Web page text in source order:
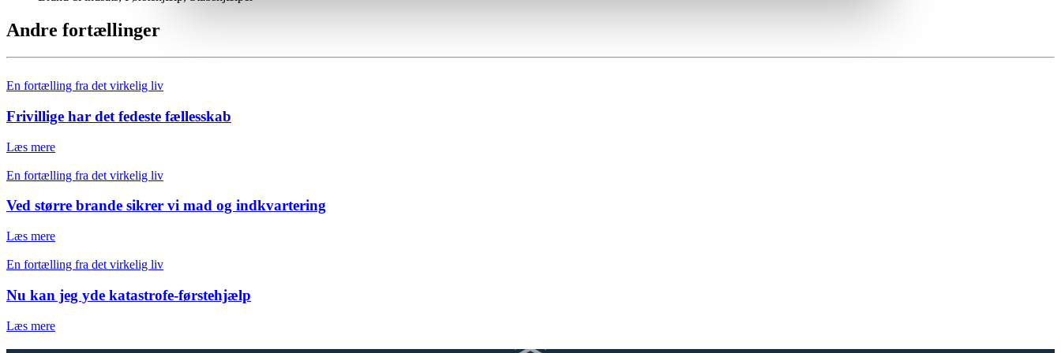
Andre fortællinger
En fortælling fra det virkelig liv
Frivillige har det fedeste fællesskab
Læs mere
En fortælling fra det virkelig liv
Ved større brande sikrer vi mad og indkvartering
Læs mere
En fortælling fra det virkelig liv
Nu kan jeg yde katastrofe-førstehjælp
Læs mere